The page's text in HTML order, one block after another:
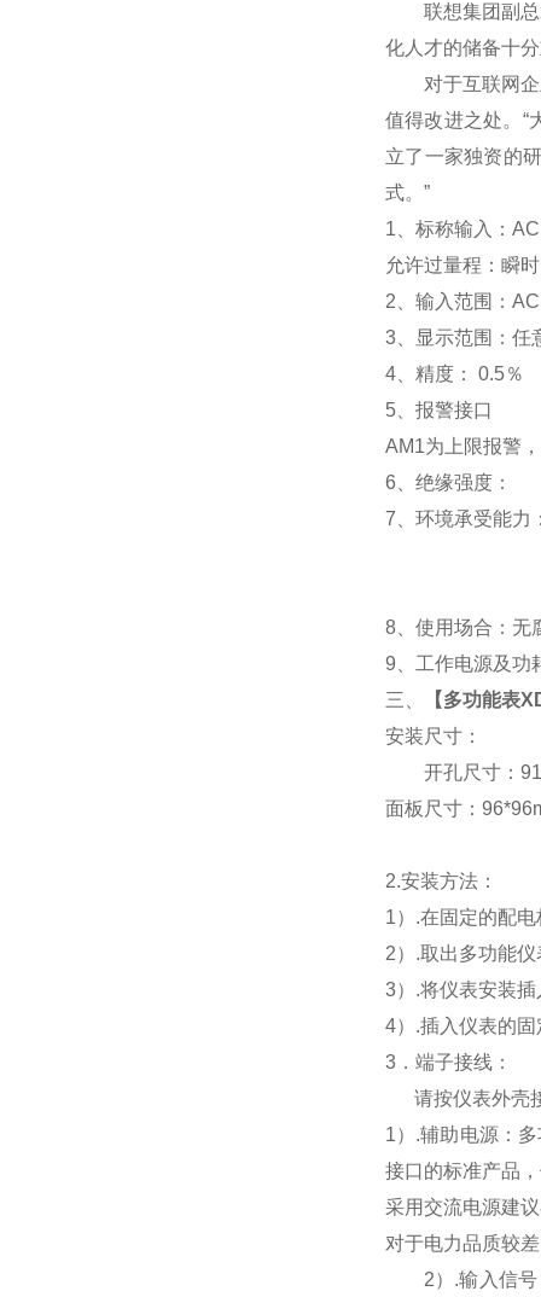
联想集团副总裁
化人才的储备十
对于互联网企业
值得改进之处。“
立了一家独资的
式。”
1 、标称输入：
允许过量程：瞬
2 、输入范围：
3
显示范围： 任
4 、精度： 0.5％
5
报警接口
AM1为上限报警
6
绝缘强度：
7
环境承受
8 、使用场合：
9 、工作电源及功
三、
【多功能表
安装尺寸：
开孔尺寸：
面板尺寸：
2.安装方法：
1）.在固定的配
2）.取出多功能
3）.将仪表安装
4）.插入仪表的
3 ．端子接线：
请按仪表外壳
1） .辅助电源：
接口的标准产品
采用交流电源建
对于电力品质较
2） .输入信